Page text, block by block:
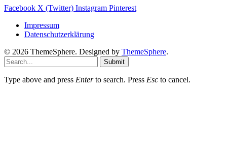
Facebook X (Twitter) Instagram Pinterest
Impressum
Datenschutzerklärung
© 2026 ThemeSphere. Designed by ThemeSphere.
Submit
Type above and press Enterto search. Press Esc to cancel.